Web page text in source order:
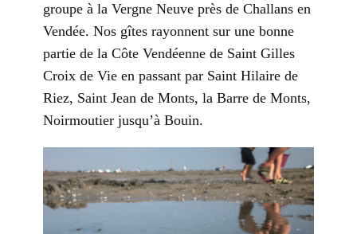
groupe à la Vergne Neuve près de Challans en
Vendée. Nos gîtes rayonnent sur une bonne
partie de la Côte Vendéenne de Saint Gilles
Croix de Vie en passant par Saint Hilaire de
Riez, Saint Jean de Monts, la Barre de Monts,
Noirmoutier jusqu’à Bouin.